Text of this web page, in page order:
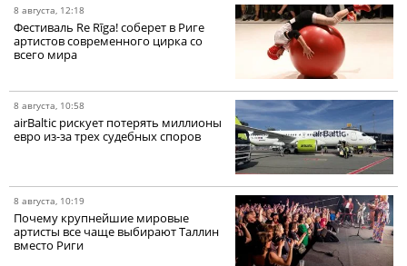
8 августа, 12:18
Фестиваль Re Rīga! соберет в Риге
артистов современного цирка со
всего мира
8 августа, 10:58
airBaltic рискует потерять миллионы
евро из-за трех судебных споров
8 августа, 10:19
Почему крупнейшие мировые
артисты все чаще выбирают Таллин
вместо Риги